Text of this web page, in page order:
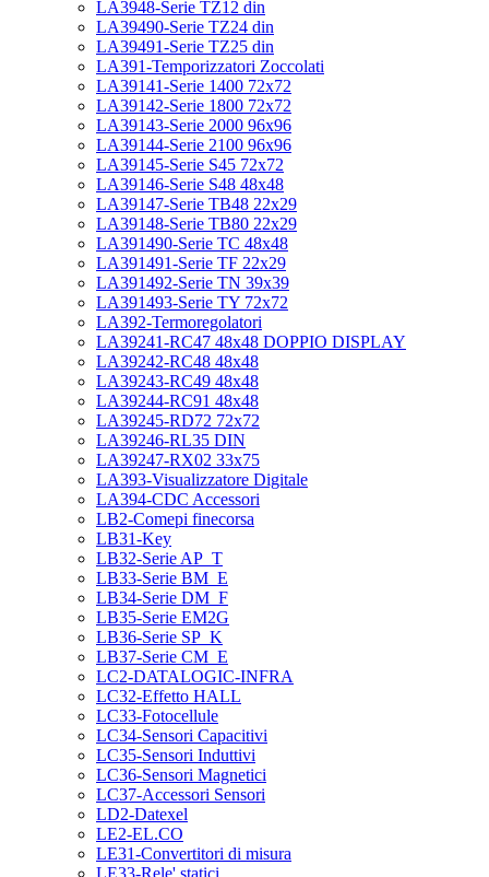
LA3948-Serie TZ12 din
LA39490-Serie TZ24 din
LA39491-Serie TZ25 din
LA391-Temporizzatori Zoccolati
LA39141-Serie 1400 72x72
LA39142-Serie 1800 72x72
LA39143-Serie 2000 96x96
LA39144-Serie 2100 96x96
LA39145-Serie S45 72x72
LA39146-Serie S48 48x48
LA39147-Serie TB48 22x29
LA39148-Serie TB80 22x29
LA391490-Serie TC 48x48
LA391491-Serie TF 22x29
LA391492-Serie TN 39x39
LA391493-Serie TY 72x72
LA392-Termoregolatori
LA39241-RC47 48x48 DOPPIO DISPLAY
LA39242-RC48 48x48
LA39243-RC49 48x48
LA39244-RC91 48x48
LA39245-RD72 72x72
LA39246-RL35 DIN
LA39247-RX02 33x75
LA393-Visualizzatore Digitale
LA394-CDC Accessori
LB2-Comepi finecorsa
LB31-Key
LB32-Serie AP_T
LB33-Serie BM_E
LB34-Serie DM_F
LB35-Serie EM2G
LB36-Serie SP_K
LB37-Serie CM_E
LC2-DATALOGIC-INFRA
LC32-Effetto HALL
LC33-Fotocellule
LC34-Sensori Capacitivi
LC35-Sensori Induttivi
LC36-Sensori Magnetici
LC37-Accessori Sensori
LD2-Datexel
LE2-EL.CO
LE31-Convertitori di misura
LE33-Rele' statici